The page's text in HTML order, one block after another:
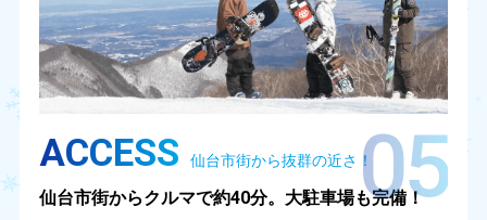
05
ACCESS 仙台市街から抜群の近さ！
仙台市街からクルマで約40分。大駐車場も完備！